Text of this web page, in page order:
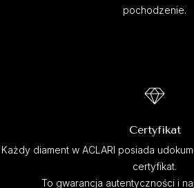
pochodzenie.
Certyfikat
Każdy diament w ACLARI posiada
certyfikat.
To gwarancja autentyczności i